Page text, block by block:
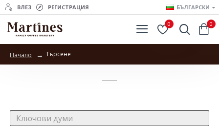
ВЛЕЗ РЕГИСТРАЦИЯ БЪЛГАРСКИ
0 0
Начало Търсене